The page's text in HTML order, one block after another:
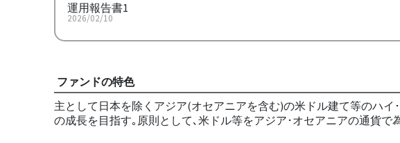
運用報告書1
2026/02/10
ファンドの特色
主として日本を除くアジア(オセアニアを含む)の米ドル建て等のハ
の成長を目指す｡原則として､米ドル等をアジア･オセアニアの通貨